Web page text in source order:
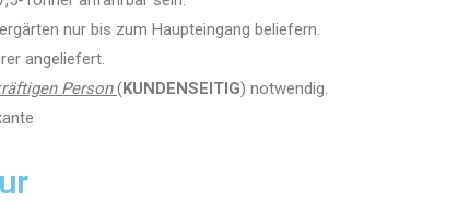
nur bis zum Haupteingang beliefern.
angeliefert.
Person (KUNDENSEITIG) notwendig.